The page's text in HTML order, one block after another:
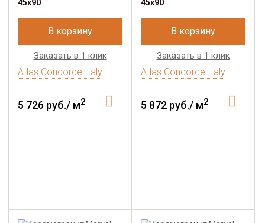
45x90
В корзину
Заказать в 1 клик
Atlas Concorde Italy
5 726 руб./ м2
45x90
В корзину
Заказать в 1 клик
Atlas Concorde Italy
5 872 руб./ м2